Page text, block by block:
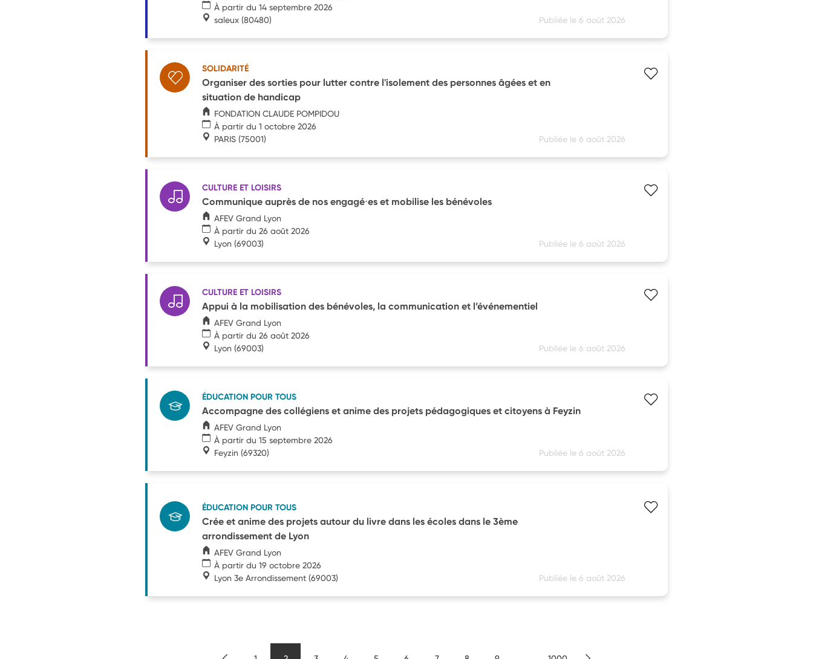
À partir du 14 septembre 2026
saleux (80480) Publiée le 6 août 2026
SOLIDARITÉ
Organiser des sorties pour lutter contre l'isolement des personnes âgées et en
situation de handicap
FONDATION CLAUDE POMPIDOU
À partir du 1 octobre 2026
PARIS (75001) Publiée le 6 août 2026
CULTURE ET LOISIRS
Communique auprès de nos engagé⋅es et mobilise les bénévoles
AFEV Grand Lyon
À partir du 26 août 2026
Lyon (69003) Publiée le 6 août 2026
CULTURE ET LOISIRS
Appui à la mobilisation des bénévoles, la communication et l’événementiel
AFEV Grand Lyon
À partir du 26 août 2026
Lyon (69003) Publiée le 6 août 2026
ÉDUCATION POUR TOUS
Accompagne des collégiens et anime des projets pédagogiques et citoyens à Feyzin
AFEV Grand Lyon
À partir du 15 septembre 2026
Feyzin (69320) Publiée le 6 août 2026
ÉDUCATION POUR TOUS
Crée et anime des projets autour du livre dans les écoles dans le 3ème
arrondissement de Lyon
AFEV Grand Lyon
À partir du 19 octobre 2026
Lyon 3e Arrondissement (69003) Publiée le 6 août 2026